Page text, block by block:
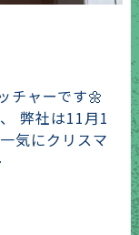
チャーです🌼
弊社は11月1
気にクリスマ